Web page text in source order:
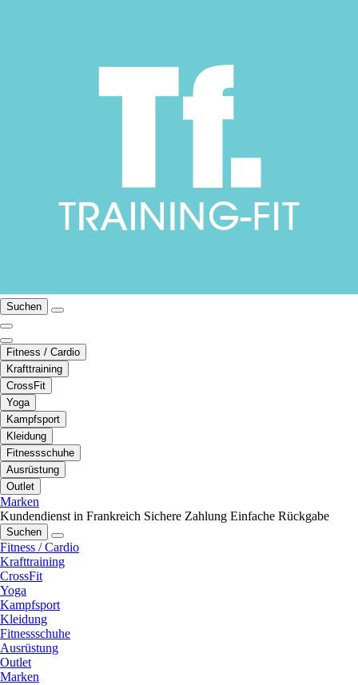
Suchen
Fitness / Cardio
Krafttraining
CrossFit
Yoga
Kampfsport
Kleidung
Fitnessschuhe
Ausrüstung
Outlet
Marken
Kundendienst in Frankreich Sichere Zahlung Einfache Rückgabe
Suchen
Fitness / Cardio
Krafttraining
CrossFit
Yoga
Kampfsport
Kleidung
Fitnessschuhe
Ausrüstung
Outlet
Marken